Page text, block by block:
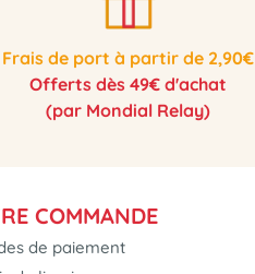
Frais de port à partir de 2,90€
Offerts dès 49€ d'achat
(par Mondial Relay)
COMMANDE
de paiement